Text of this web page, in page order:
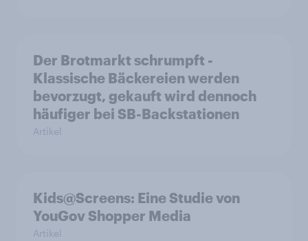
Der Brotmarkt schrumpft -
Klassische Bäckereien werden
bevorzugt, gekauft wird dennoch
häufiger bei SB-Backstationen
Artikel
Kids@Screens: Eine Studie von
YouGov Shopper Media
Artikel